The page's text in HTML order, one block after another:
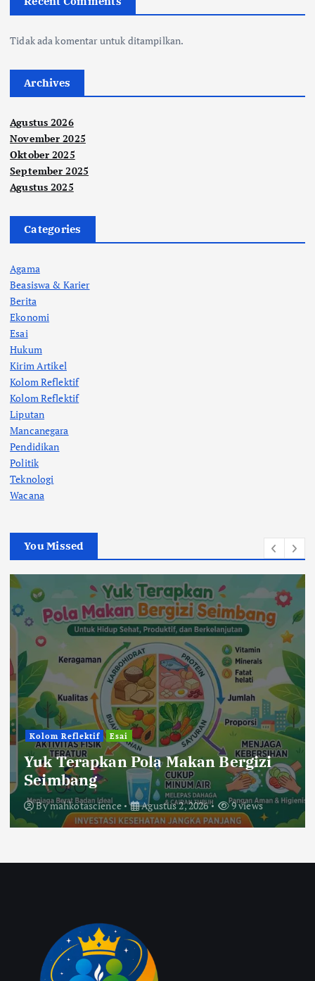
Tidak ada komentar untuk ditampilkan.
Archives
Agustus 2026
November 2025
Oktober 2025
September 2025
Agustus 2025
Categories
Agama
Beasiswa & Karier
Berita
Ekonomi
Esai
Hukum
Kirim Artikel
Kolom Reflektif
Kolom Reflektif
Liputan
Mancanegara
Pendidikan
Politik
Teknologi
Wacana
You Missed
Kolom Reflektif Esai
Yuk Terapkan Pola Makan Bergizi
Seimbang
Bymahkotascience Agustus 2, 2026 9 views